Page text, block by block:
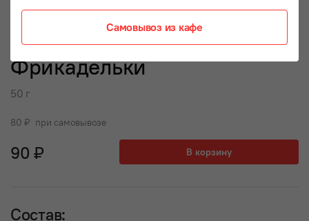
Фрикадельки
50 г
80 ₽ при самовывозе
90 ₽ В корзину
Состав:
Самовывоз из кафе